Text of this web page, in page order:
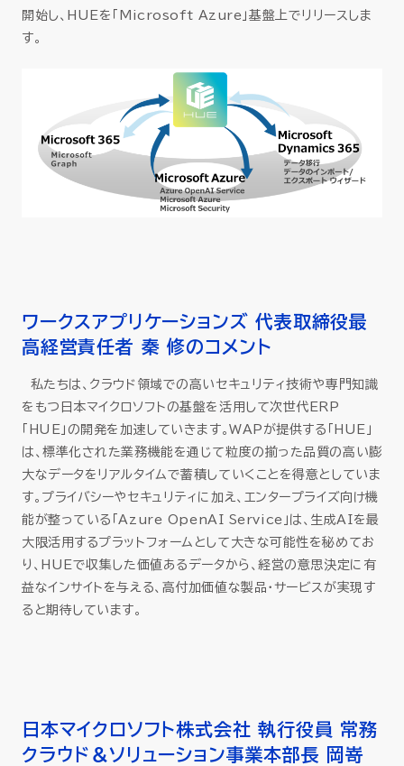
開始し、HUEを「Microsoft Azure」基盤上でリリースしま
す。
ワークスアプリケーションズ 代表取締役最
高経営責任者 秦 修のコメント
私たちは、クラウド領域での高いセキュリティ技術や専門知識
をもつ日本マイクロソフトの基盤を活用して次世代ERP
「HUE」の開発を加速していきます。WAPが提供する「HUE」
は、標準化された業務機能を通じて粒度の揃った品質の高い膨
大なデータをリアルタイムで蓄積していくことを得意としていま
す。プライバシーやセキュリティに加え、エンタープライズ向け機
能が整っている「Azure OpenAI Service」は、生成AIを最
大限活用するプラットフォームとして大きな可能性を秘めてお
り、HUEで収集した価値あるデータから、経営の意思決定に有
益なインサイトを与える、高付加価値な製品・サービスが実現す
ると期待しています。
日本マイクロソフト株式会社 執行役員 常務
クラウド＆ソリューション事業本部長 岡嵜